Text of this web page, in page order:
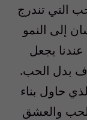
التي تندرج
إلى النمو
يجعل
بدل الحب.
حاول بناء
والعشق